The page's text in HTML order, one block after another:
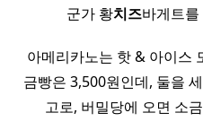
군가 황치즈바게트를
아메리카노는 핫 & 아이스
금빵은 3,500원인데, 둘을
고로, 버밀당에 오면 소